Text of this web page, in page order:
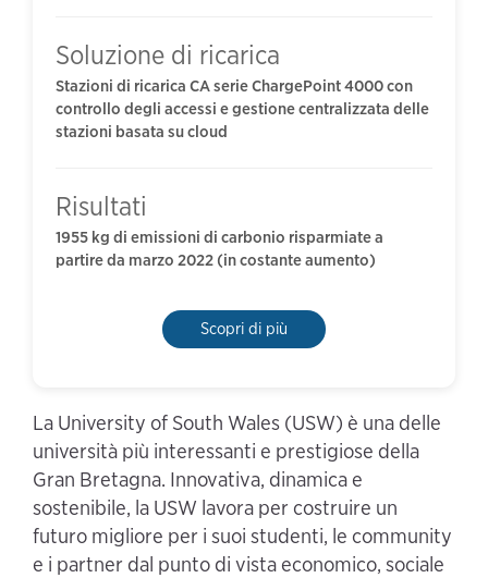
Soluzione di ricarica
Stazioni di ricarica CA serie ChargePoint 4000 con
controllo degli accessi e gestione centralizzata delle
stazioni basata su cloud
Risultati
1955 kg di emissioni di carbonio risparmiate a
partire da marzo 2022 (in costante aumento)
Scopri di più
La University of South Wales (USW) è una delle
università più interessanti e prestigiose della
Gran Bretagna. Innovativa, dinamica e
sostenibile, la USW lavora per costruire un
futuro migliore per i suoi studenti, le community
e i partner dal punto di vista economico, sociale